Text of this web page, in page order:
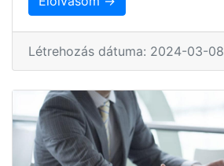
Létrehozás dátuma: 2024-03-08